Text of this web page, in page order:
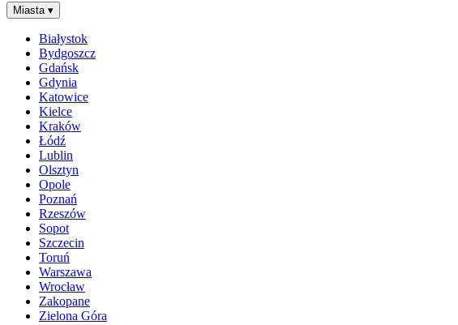
Miasta ▾
Białystok
Bydgoszcz
Gdańsk
Gdynia
Katowice
Kielce
Kraków
Łódź
Lublin
Olsztyn
Opole
Poznań
Rzeszów
Sopot
Szczecin
Toruń
Warszawa
Wrocław
Zakopane
Zielona Góra